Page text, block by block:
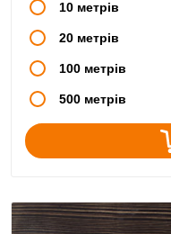
10 метрів
20 метрів
100 метрів
500 метрів